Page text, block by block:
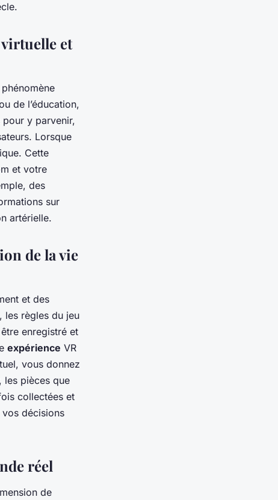
virtuelle et
de l’éducation,
y parvenir,
Lorsque
Cette
et votre
des
sur
artérielle.
de la vie
et des
les règles du jeu
enregistré et
expérience VR
vous donnez
les pièces que
collectées et
décisions
réel
de